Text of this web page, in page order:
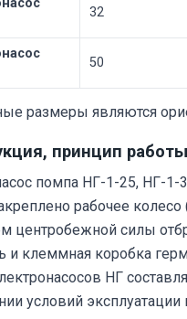
32
50
размеры являются
принцип
помпа НГ-1-25, НГ-1-
рабочее
центробежной силы
и клеммная коробка
НГ
условий эксплуатации